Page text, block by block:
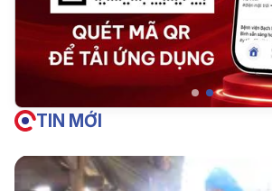
TIN MỚI